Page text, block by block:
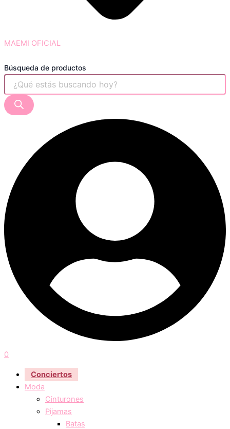
MAEMI OFICIAL
Búsqueda de productos
0
Conciertos
Moda
Cinturones
Pijamas
Batas